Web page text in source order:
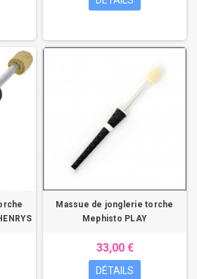
Massue de jonglerie torche
Mephisto PLAY
33,00 €
DÉTAILS